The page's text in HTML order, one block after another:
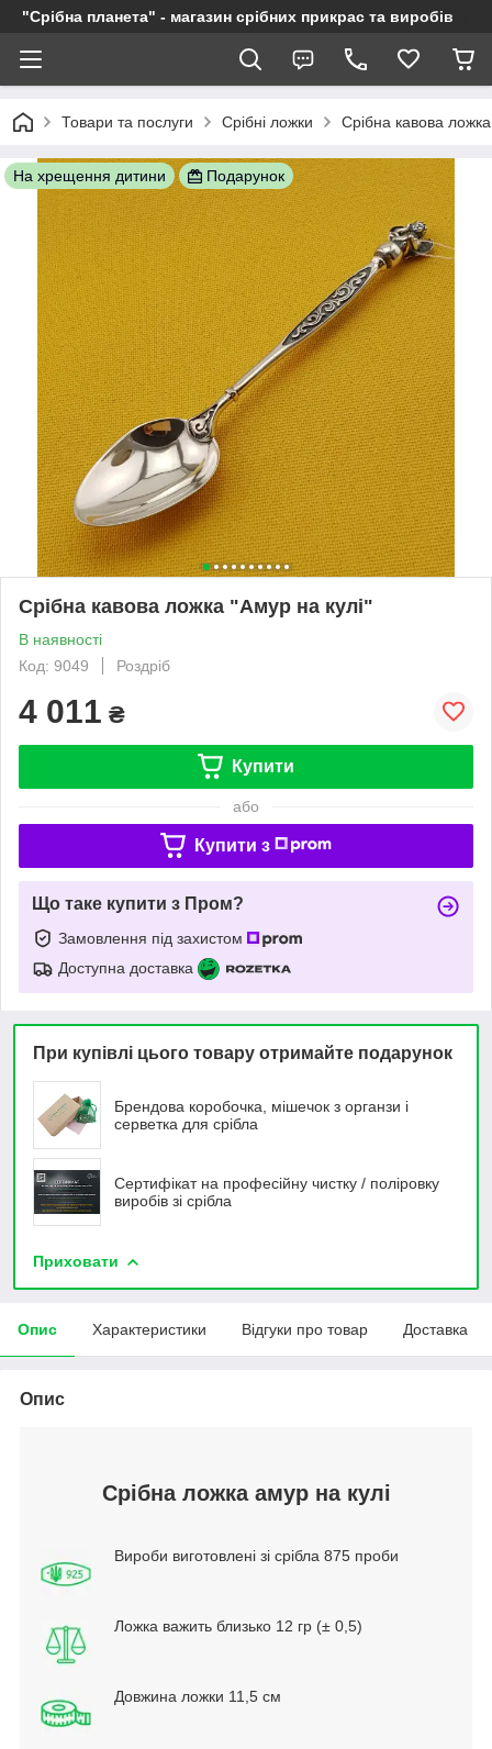
"Срібна планета" - магазин срібних прикрас та виробів
Товари та послуги Срібні ложки Срібна кавова
На хрещення дитини Подарунок
Срібна кавова ложка "Амур на кулі"
В наявності
Код: 9049
Роздріб
4 011 ₴
Купити
або
Купити з
Що таке купити з Пром?
Замовлення під захистом
Доступна доставка
При купівлі цього товару отримайте подарунок
Брендова коробочка, мішечок з органзи і
серветка для срібла
Сертифікат на професійну чистку / поліровку
виробів зі срібла
Приховати
Опис Характеристики Відгуки про товар Доставка
Опис
Срібна ложка амур на кулі
Вироби виготовлені зі срібла 875 проби
Ложка важить близько 12 гр (± 0,5)
Довжина ложки 11,5 см